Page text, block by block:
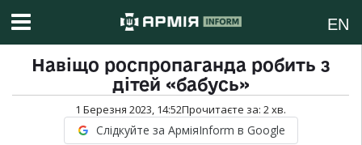
EN
Навіщо роспропаганда робить з
дітей «бабусь»
1 Березня 2023, 14:52Прочитаєте за: 2хв.
Слідкуйте за АрміяInform в Google